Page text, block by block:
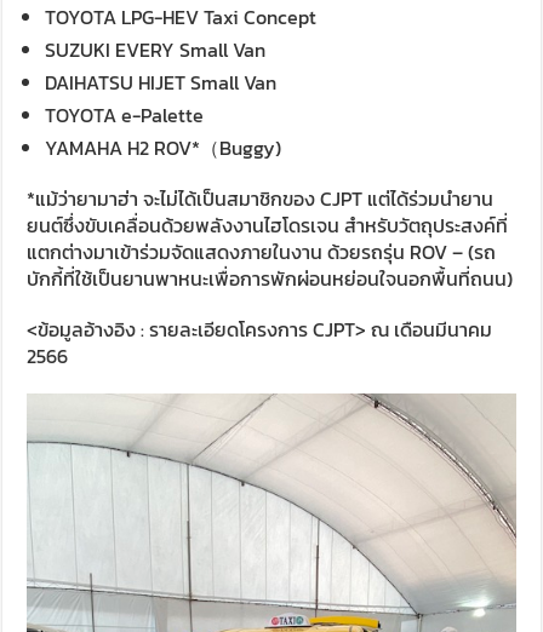
TOYOTA LPG-HEV Taxi Concept
SUZUKI EVERY Small Van
DAIHATSU HIJET Small Van
TOYOTA e-Palette
YAMAHA H2 ROV*（Buggy)
*แม้ว่ายามาฮ่า จะไม่ได้เป็นสมาชิกของ CJPT แต่ได้ร่วมนำยาน
ยนต์ซึ่งขับเคลื่อนด้วยพลังงานไฮโดรเจน สำหรับวัตถุประสงค์ที่
แตกต่างมาเข้าร่วมจัดแสดงภายในงาน ด้วยรถรุ่น ROV – (รถ
บักกี้ที่ใช้เป็นยานพาหนะเพื่อการพักผ่อนหย่อนใจนอกพื้นที่ถนน)
<ข้อมูลอ้างอิง : รายละเอียดโครงการ CJPT> ณ เดือนมีนาคม
2566